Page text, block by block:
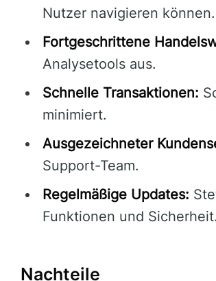
Nutzer navigieren können.
Fortgeschrittene
Analysetools aus.
Schnelle Transaktionen:
minimiert.
Ausgezeichneter
Support-Team.
Regelmäßige Updates:
Funktionen und Sicherheit.
Nachteile